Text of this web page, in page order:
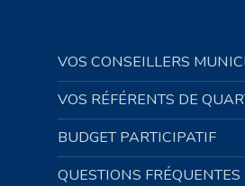
VOS CONSEILLERS
VOS RÉFÉRENTS DE
BUDGET PARTICIPATIF
QUESTIONS FRÉQUENTES